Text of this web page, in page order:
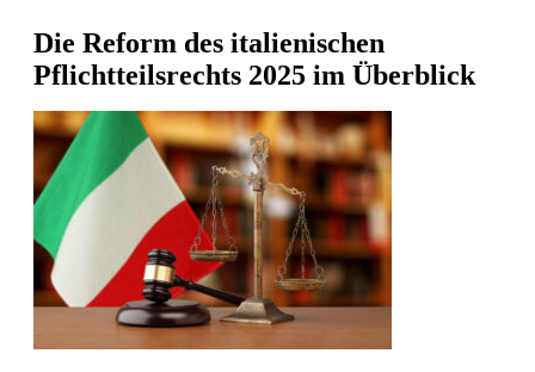
Die Reform des italienischen
Pflichtteilsrechts 2025 im Überblick